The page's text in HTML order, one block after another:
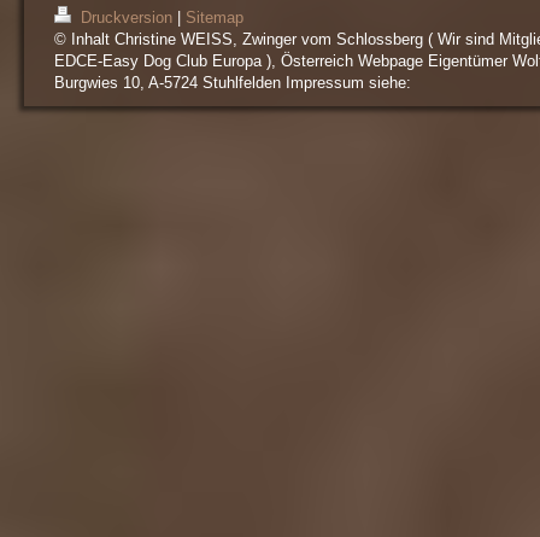
Druckversion
Sitemap
© Inhalt Christine WEISS, Zwinger vom Schlossberg ( Wir sind
EDCE-Easy Dog Club Europa ), Österreich Webpage Eigentümer
Burgwies 10, A-5724 Stuhlfelden Impressum siehe: